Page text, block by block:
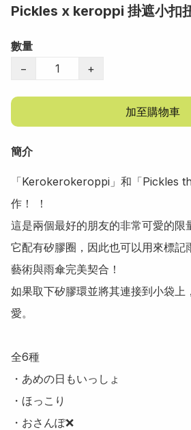
Pickles x keroppi 掛遮小扣
數量
−
+
加至購物車
簡介
「Kerokerokeroppi」和「Pickles
作！ ！
這是兩個最好的朋友的非常可愛的限
它配有矽膠圈，因此也可以用來標記
藝術與雨傘完美契合！
如果取下矽膠環並將其連接到小袋上
愛。
全6種
・あめの日もいっしょ
・ほっこり
・おさんぽ❌